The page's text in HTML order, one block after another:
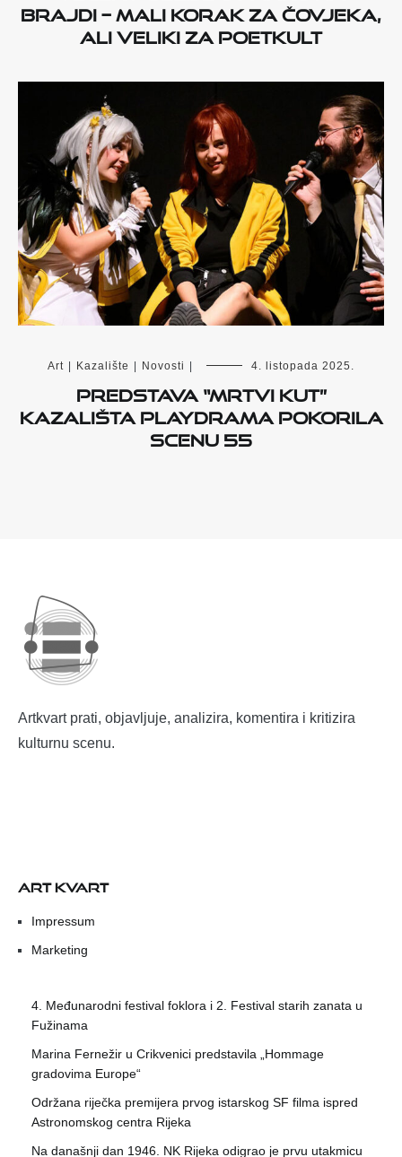
Brajdi – mali korak za čovjeka,
ali veliki za Poetkult
Art Kazalište Novosti 4. listopada 2025.
Predstava “Mrtvi kut”
kazališta Playdrama pokorila
Scenu 55
Artkvart prati, objavljuje, analizira, komentira i kritizira
kulturnu scenu.
ART KVART
Impressum
Marketing
4. Međunarodni festival foklora i 2. Festival starih zanata u
Fužinama
Marina Fernežir u Crikvenici predstavila „Hommage
gradovima Europe“
Održana riječka premijera prvog istarskog SF filma ispred
Astronomskog centra Rijeka
Na današnji dan 1946. NK Rijeka odigrao je prvu utakmicu